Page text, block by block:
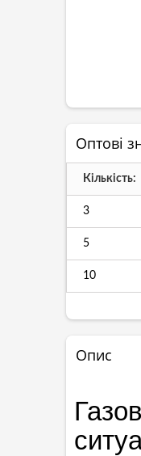
Оптові
Кількість:
3
5
10
Опис